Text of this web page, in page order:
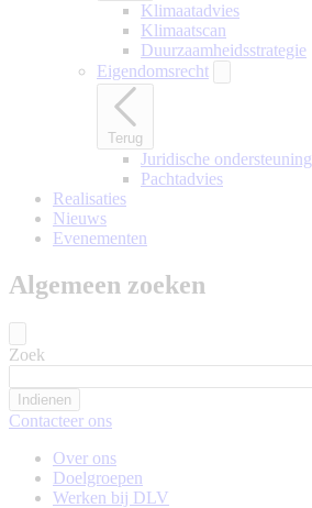
Klimaatadvies
Klimaatscan
Duurzaamheidsstrategie
Eigendomsrecht
Terug
Juridische ondersteuning
Pachtadvies
Realisaties
Nieuws
Evenementen
Algemeen zoeken
Zoek
Contacteer ons
Over ons
Doelgroepen
Werken bij DLV